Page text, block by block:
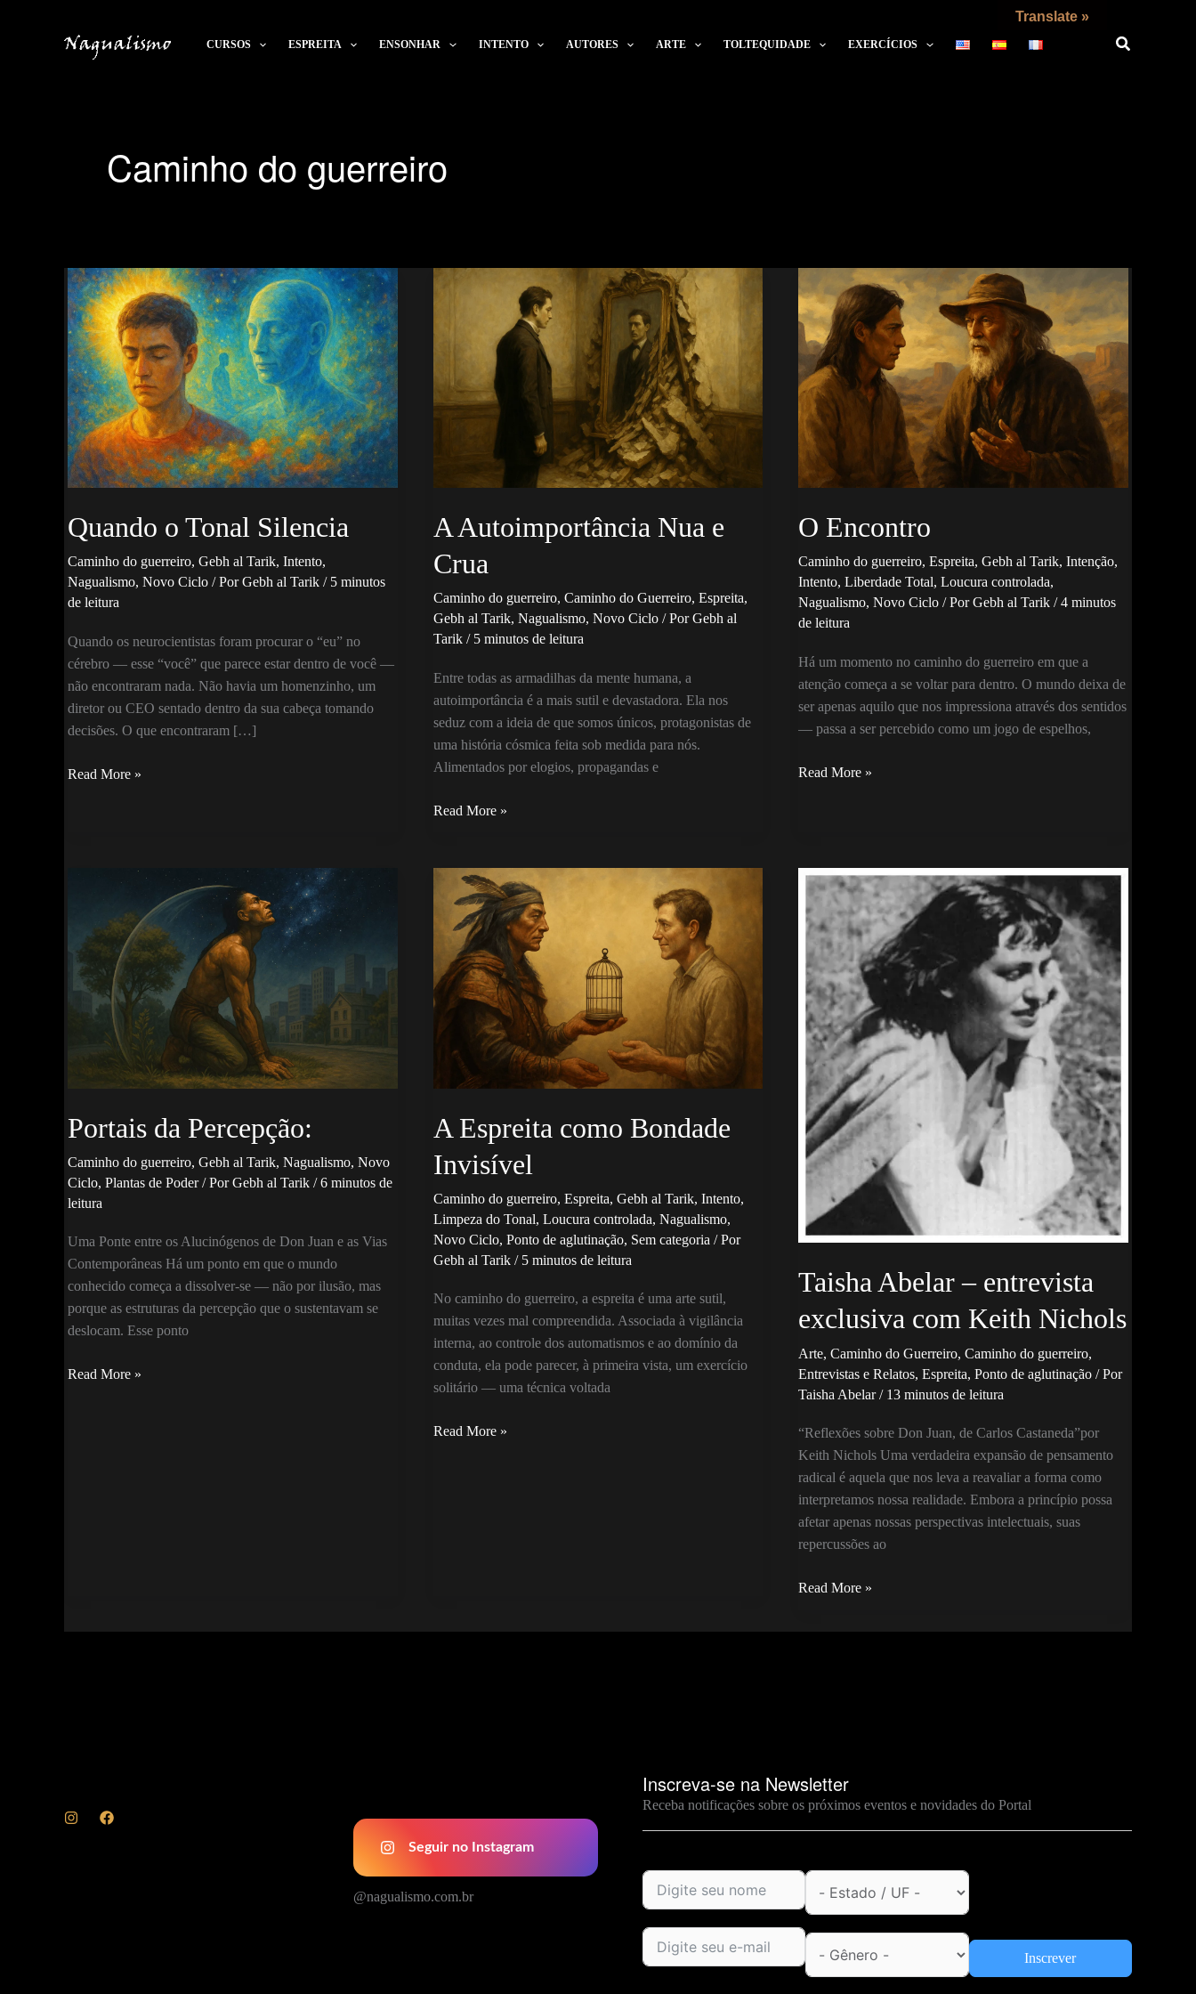
CURSOS ESPREITA ENSONHAR INTENTO AUTORES ARTE TOLTEQUIDADE EXERCÍCIOS
Caminho do guerreiro
Quando o Tonal Silencia
Caminho do guerreiro, Gebh al Tarik, Intento,
Nagualismo, Novo Ciclo / PorGebh al Tarik / 5 minutos
de leitura
Quando os neurocientistas foram procurar o “eu” no
cérebro — esse “você” que parece estar dentro de você —
não encontraram nada. Não havia um homenzinho, um
diretor ou CEO sentado dentro da sua cabeça tomando
decisões. O que encontraram […]
Quando
Read More »
A Autoimportância Nua e
Crua
Caminho do guerreiro, Caminho do Guerreiro, Espreita,
Gebh al Tarik, Nagualismo, Novo Ciclo/ PorGebh al
Tarik / 5 minutos de leitura
Entre todas as armadilhas da mente humana, a
autoimportância é a mais sutil e devastadora. Ela nos
seduz com a ideia de que somos únicos, protagonistas de
uma história cósmica feita sob medida para nós.
Alimentados por elogios, propagandas e
A
Crua
Read More »
O Encontro
Caminho do guerreiro,Espreita,Gebh al Tarik,Intenção,
Intento,Liberdade Total,Loucura controlada,
Nagualismo,Novo Ciclo / PorGebh al Tarik/4 minutos
de leitura
Há um momento no caminho do guerreiro em que a
atenção começa a se voltar para dentro. O mundo deixa de
ser apenas aquilo que nos impressiona através dos sentidos
— passa a ser percebido como um jogo de espelhos,
O
Read More »
Portais da Percepção:
Caminho do guerreiro, Gebh al Tarik, Nagualismo, Novo
Ciclo, Plantas de Poder/ PorGebh al Tarik /6 minutos de
leitura
Uma Ponte entre os Alucinógenos de Don Juan e as Vias
Contemporâneas Há um ponto em que o mundo
conhecido começa a dissolver-se — não por ilusão, mas
porque as estruturas da percepção que o sustentavam se
deslocam. Esse ponto
Portais
Read More »
A Espreita como Bondade
Invisível
Caminho do guerreiro, Espreita, Gebh al Tarik, Intento,
Limpeza do Tonal, Loucura controlada, Nagualismo,
Novo Ciclo, Ponto de aglutinação, Sem categoria / Por
Gebh al Tarik / 5 minutos de leitura
No caminho do guerreiro, a espreita é uma arte sutil,
muitas vezes mal compreendida. Associada à vigilância
interna, ao controle dos automatismos e ao domínio da
conduta, ela pode parecer, à primeira vista, um exercício
solitário — uma técnica voltada
A
Read More »
Taisha Abelar – entrevista
exclusiva com Keith Nichols
Arte,Caminho do Guerreiro,Caminho do guerreiro,
Entrevistas e Relatos,Espreita,Ponto de aglutinação / Por
Taisha Abelar/ 13 minutos de leitura
“Reflexões sobre Don Juan, de Carlos Castaneda”por
Keith Nichols Uma verdadeira expansão de pensamento
radical é aquela que nos leva a reavaliar a forma como
interpretamos nossa realidade. Embora a princípio possa
afetar apenas nossas perspectivas intelectuais, suas
repercussões ao
Taisha
–
Read More »
Seguir no Instagram
@nagualismo.com.br
Inscreva-se na Newsletter
Receba notificações sobre os próximos eventos e novidades do Portal
Inscrever
Translate »